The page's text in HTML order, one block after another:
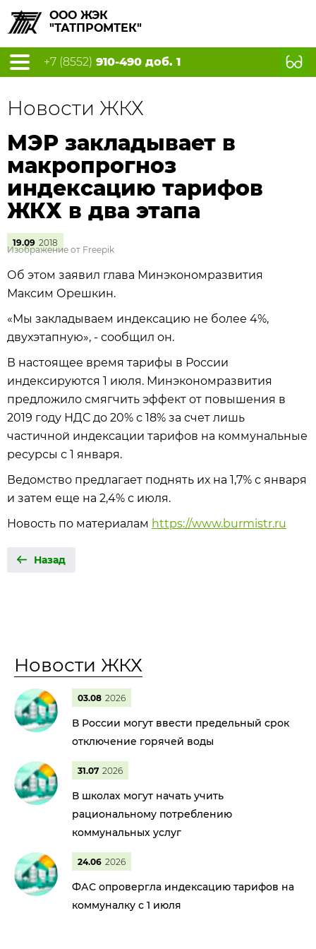
ООО ЖЭК
"ТАТПРОМТЕК"
+7 (8552) 910-490 доб. 1
Новости ЖКХ
МЭР закладывает в
макропрогноз
индексацию тарифов
ЖКХ в два этапа
19.09 2018
Изображение от Freepik
Об этом заявил глава Минэкономразвития
Максим Орешкин.
«Мы закладываем индексацию не более 4%,
двухэтапную», - сообщил он.
В настоящее время тарифы в России
индексируются 1 июля. Минэкономразвития
предложило смягчить эффект от повышения в
2019 году НДС до 20% с 18% за счет лишь
частичной индексации тарифов на коммунальные
ресурсы с 1 января.
Ведомство предлагает поднять их на 1,7% с января
и затем еще на 2,4% с июля.
Новость по материалам https://www.burmistr.ru
Назад
Новости ЖКХ
03.08 2026
В России могут ввести предельный срок
отключение горячей воды
31.07 2026
В школах могут начать учить
рациональному потреблению
коммунальных услуг
24.06 2026
ФАС опровергла индексацию тарифов на
коммуналку с 1 июля